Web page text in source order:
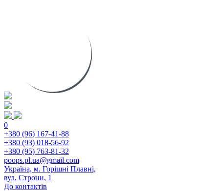
0
+380 (96) 167-41-88
+380 (93) 018-56-92
+380 (95) 763-81-32
poops.pl.ua@gmail.com
Україна, м. Горішні Плавні,
вул. Строни, 1
До контактів